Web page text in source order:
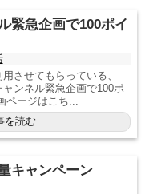
緊急企画で100ポイ
させてもらっている、
ンネル緊急企画で100ポ
ページはこち...
を読む
キャンペーン